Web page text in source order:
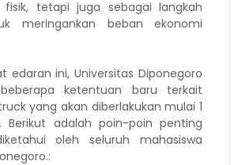
fisik, tetapi juga sebagai langkah
meringankan beban ekonomi
edaran ini, Universitas Diponegoro
ketentuan baru terkait
yang akan diberlakukan mulai 1
Berikut adalah poin-poin penting
oleh seluruh mahasiswa